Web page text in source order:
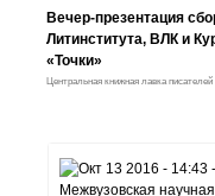
Вечер-презентация
Литинститута, ВЛК и
«Точки»
Центральная книжная лавка писателей